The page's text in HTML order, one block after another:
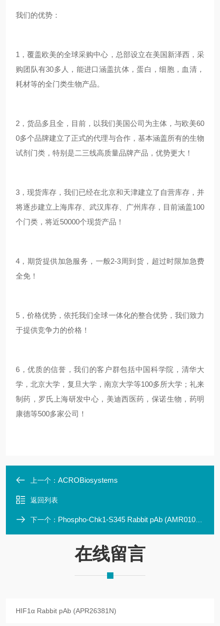
我们的优势：
1，覆盖欧美的全球采购中心，总部设立在美国新泽西，采
购团队有30多人，能进口涵盖抗体，蛋白，细胞，血清，
耗材等的全门类生物产品。
2，货品多且全，目前，以我们美国公司为主体，与欧美60
0多个品牌建立了正式的代理与合作，基本涵盖所有的生物
试剂门类，特别是二三线高质量品牌产品，优势更大！
3，现货库存，我们已经在北京和天津建立了自营库存，并
将逐步建立上海库存、武汉库存、广州库存，目前涵盖100
个门类，将近50000个现货产品！
4，期货提供加急服务，一般2-3周到货，超过时限加急费
全免！
5，价格优势，依托我们全球一体化的整合优势，我们致力
于提供竞争力的价格！
6，优质的信誉，我们的客户群包括中国科学院，清华大
学，北京大学，复旦大学，南京大学等100多所大学；礼来
制药，罗氏上海研发中心，美迪西医药，保诺生物，药明
康德等500多家公司！
上一个： ACROBiosystems
返回列表
下一个： Phospho-Chk1-S345 Rabbit pAb (AMR01006N)
在线留言